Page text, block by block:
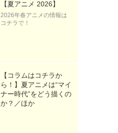
【夏アニメ 2026】
2026年春アニメの情報は
コチラで！
【コラムはコチラか
ら！】夏アニメは“マイ
ナー時代”をどう描くの
か？／ほか